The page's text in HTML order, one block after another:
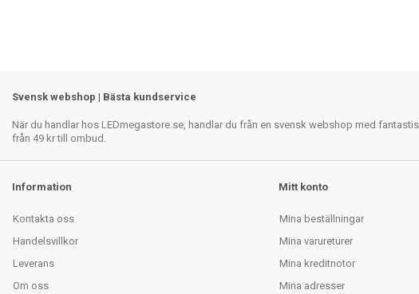
Svensk webshop | Bästa kundservice
När du handlar hos LEDmegastore.se, handlar du från en svensk webshop med
från 49 kr till ombud.
Information
Kontakta oss
Handelsvillkor
Leverans
Om oss
Mitt konto
Mina beställningar
Mina varureturer
Mina kreditnotor
Mina adresser